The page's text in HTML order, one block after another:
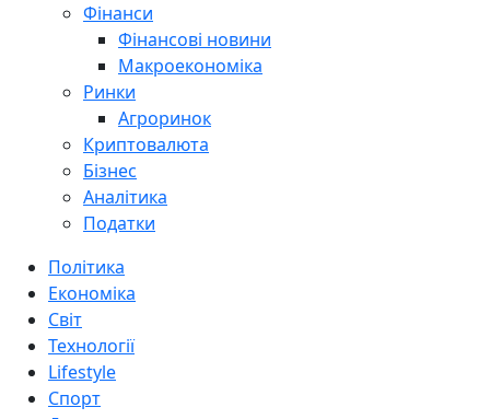
Фінанси
Фінансові новини
Макроекономіка
Ринки
Агроринок
Криптовалюта
Бізнес
Аналітика
Податки
Політика
Економіка
Світ
Технології
Lifestyle
Спорт